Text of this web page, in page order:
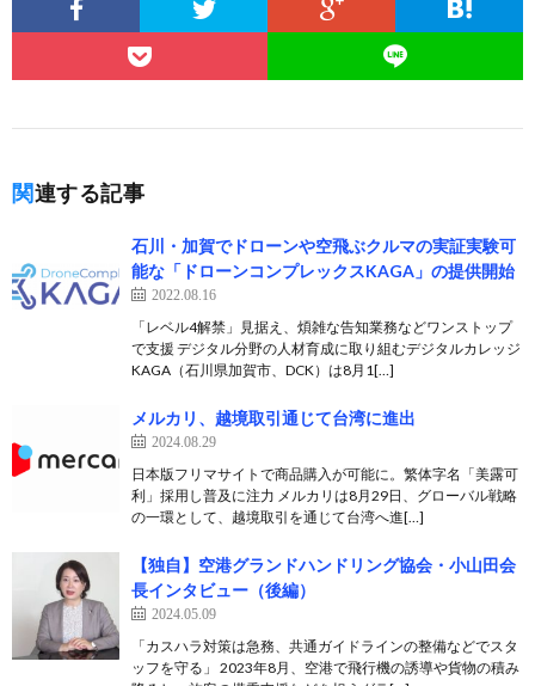
関連する記事
石川・加賀でドローンや空飛ぶクルマの実証実験可
能な「ドローンコンプレックスKAGA」の提供開始
2022.08.16
「レベル4解禁」見据え、煩雑な告知業務などワンストップ
で支援 デジタル分野の人材育成に取り組むデジタルカレッジ
KAGA（石川県加賀市、DCK）は8月1[…]
メルカリ、越境取引通じて台湾に進出
2024.08.29
日本版フリマサイトで商品購入が可能に。繁体字名「美露可
利」採用し普及に注力 メルカリは8月29日、グローバル戦略
の一環として、越境取引を通じて台湾へ進[…]
【独自】空港グランドハンドリング協会・小山田会
長インタビュー（後編）
2024.05.09
「カスハラ対策は急務、共通ガイドラインの整備などでスタ
ッフを守る」 2023年8月、空港で飛行機の誘導や貨物の積み